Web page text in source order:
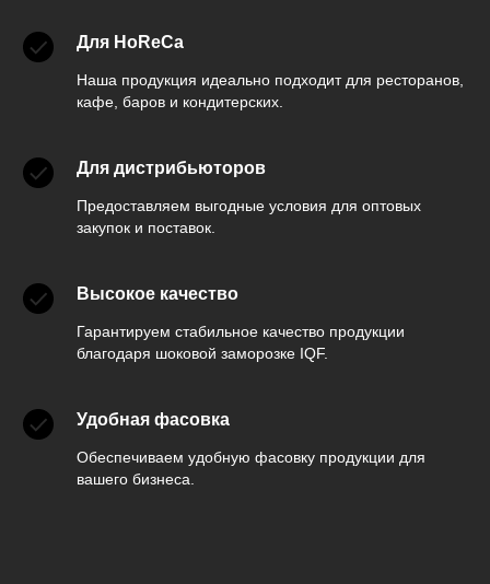
Для HoReCa
Наша продукция идеально подходит для ресторанов,
кафе, баров и кондитерских.
Для дистрибьюторов
Предоставляем выгодные условия для оптовых
закупок и поставок.
Высокое качество
Гарантируем стабильное качество продукции
благодаря шоковой заморозке IQF.
Удобная фасовка
Обеспечиваем удобную фасовку продукции для
вашего бизнеса.